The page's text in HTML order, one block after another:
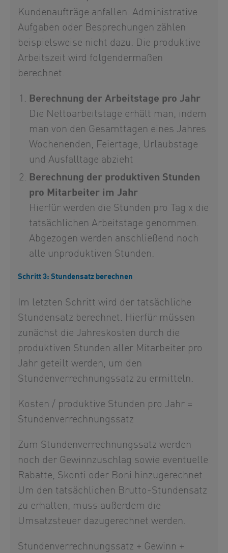
Kundenaufträge anfallen. Administrative
Aufgaben oder Besprechungen zählen
beispielsweise nicht dazu. Die produktive
Arbeitszeit wird folgendermaßen
berechnet.
Berechnung der Arbeitstage pro Jahr
Die Nettoarbeitstage erhält man, indem
man von den Gesamttagen eines Jahres
Wochenenden, Feiertage, Urlaubstage
und Ausfalltage abzieht
Berechnung der produktiven Stunden
pro Mitarbeiter im Jahr
Hierfür werden die Stunden pro Tag x die
tatsächlichen Arbeitstage genommen.
Abgezogen werden anschließend noch
alle unproduktiven Stunden.
Schritt 3: Stundensatz berechnen
Im letzten Schritt wird der tatsächliche
Stundensatz berechnet. Hierfür müssen
zunächst die Jahreskosten durch die
produktiven Stunden aller Mitarbeiter pro
Jahr geteilt werden, um den
Stundenverrechnungssatz zu ermitteln.
Kosten / produktive Stunden pro Jahr =
Stundenverrechnungssatz
Zum Stundenverrechnungssatz werden
noch der Gewinnzuschlag sowie eventuelle
Rabatte, Skonti oder Boni hinzugerechnet.
Um den tatsächlichen Brutto-Stundensatz
zu erhalten, muss außerdem die
Umsatzsteuer dazugerechnet werden.
Stundenverrechnungssatz + Gewinn +